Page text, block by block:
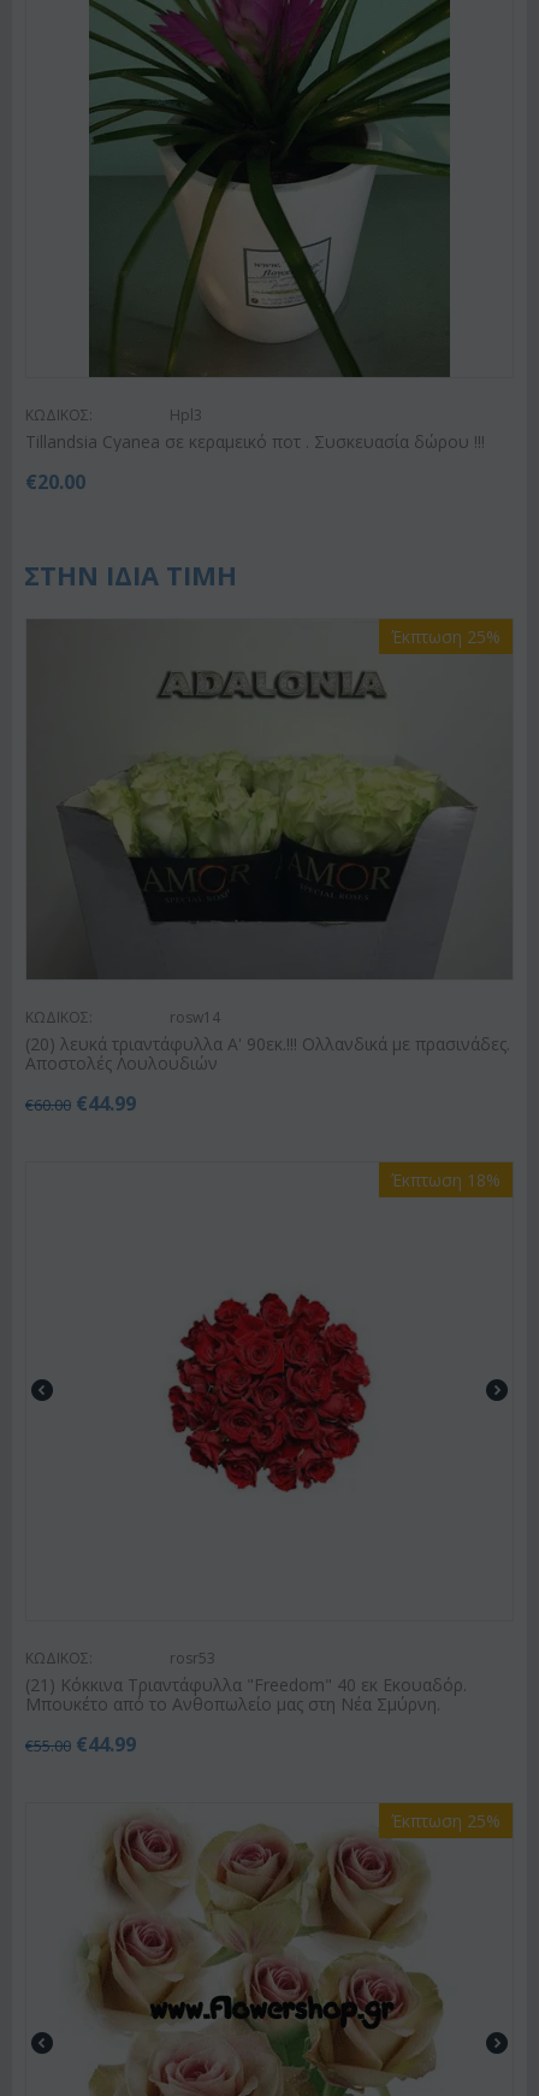
ΚΩΔΙΚΟΣ: Hpl3
Tillandsia Cyanea σε κεραμεικό ποτ . Συσκευασία δώρου !!!
€20.00
ΣΤΗΝ ΙΔΙΑ ΤΙΜΗ
Έκπτωση 25%
ΚΩΔΙΚΟΣ: rosw14
(20) λευκά τριαντάφυλλα Α' 90εκ.!!! Ολλανδικά με πρασινάδες.
Αποστολές Λουλουδιών
€60.00 €44.99
Έκπτωση 18%
ΚΩΔΙΚΟΣ: rosr53
(21) Κόκκινα Τριαντάφυλλα "Freedom" 40 εκ Εκουαδόρ.
Μπουκέτο από το Ανθοπωλείο μας στη Νέα Σμύρνη.
€55.00 €44.99
Έκπτωση 25%